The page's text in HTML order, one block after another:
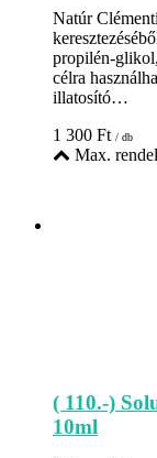
Natúr
propilén-
célra
illatosító…
1 300 Ft / db
Max.
( 110.-)
10ml